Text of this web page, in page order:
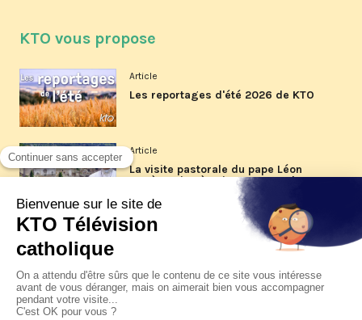
KTO vous propose
Article
Les reportages d'été 2026 de KTO
Article
La visite pastorale du pape Léon
XIV à Assise à suivre sur KTO le
Article
Le pape en Uruguay, Argentine et